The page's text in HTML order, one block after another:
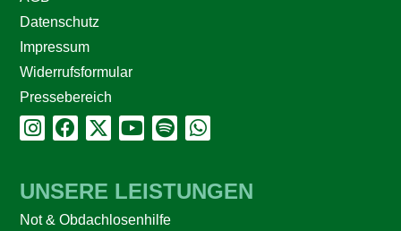
Datenschutz
Impressum
Widerrufsformular
Pressebereich
UNSERE LEISTUNGEN
Not & Obdachlosenhilfe